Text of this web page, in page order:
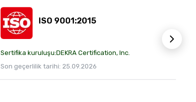
ISO 9001:2015
Sertifika kuruluşu:DEKRA Certification, Inc.
Son geçerlilik tarihi: 25.09.2026